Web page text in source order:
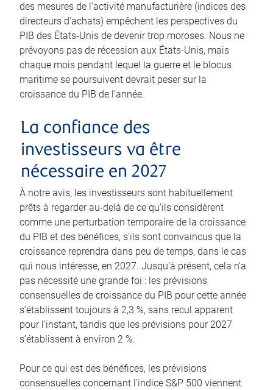
des mesures de l’activité manufacturière (indices des
directeurs d’achats) empêchent les perspectives du
PIB des États-Unis de devenir trop moroses. Nous ne
prévoyons pas de récession aux États-Unis, mais
chaque mois pendant lequel la guerre et le blocus
maritime se poursuivent devrait peser sur la
croissance du PIB de l’année.
La confiance des
investisseurs va être
nécessaire en 2027
À notre avis, les investisseurs sont habituellement
prêts à regarder au-delà de ce qu’ils considèrent
comme une perturbation temporaire de la croissance
du PIB et des bénéfices, s’ils sont convaincus que la
croissance reprendra dans peu de temps, dans le cas
qui nous intéresse, en 2027. Jusqu’à présent, cela n’a
pas nécessité une grande foi : les prévisions
consensuelles de croissance du PIB pour cette année
s’établissent toujours à 2,3 %, sans recul apparent
pour l’instant, tandis que les prévisions pour 2027
s’établissent à environ 2 %.
Pour ce qui est des bénéfices, les prévisions
consensuelles concernant l’indice S&P 500 viennent